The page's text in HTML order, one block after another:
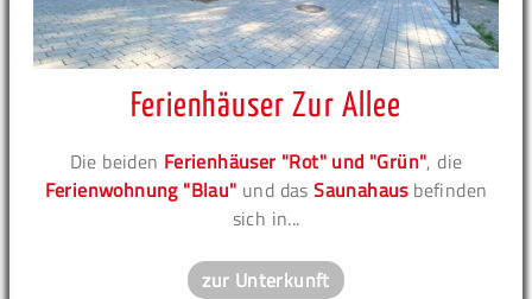
Ferienhäuser Zur Allee
Die beiden Ferienhäuser "Rot" und "Grün", die
Ferienwohnung "Blau" und dasSaunahausbefinden
sich in...
zur Unterkunft